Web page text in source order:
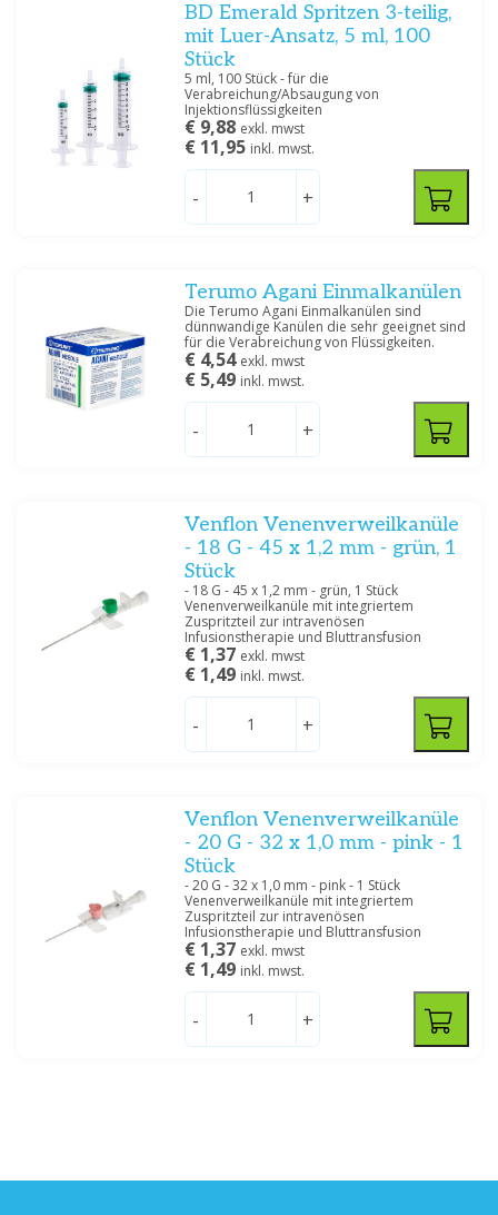
(1)
22 G
(1)
23 G
(2)
24 G
Spezifikation
0,40 MM(1)
0,45 MM
BD Emerald Spritzen 3-teilig,
mit Luer-Ansatz, 5 ml, 100
Stück
5 ml, 100 Stück - für die
Verabreichung/Absaugung von
Injektionsflüssigkeiten
€ 9,88 exkl. mwst
€ 11,95 inkl. mwst.
- +
Terumo Agani Einmalkanülen
Die Terumo Agani Einmalkanülen sind
dünnwandige Kanülen die sehr geeignet sind
für die Verabreichung von Flüssigkeiten.
€ 4,54 exkl. mwst
€ 5,49 inkl. mwst.
- +
Venflon Venenverweilkanüle
- 18 G - 45 x 1,2 mm - grün, 1
Stück
- 18 G - 45 x 1,2 mm - grün, 1 Stück
Venenverweilkanüle mit integriertem
Zuspritzteil zur intravenösen
Infusionstherapie und Bluttransfusion
€ 1,37 exkl. mwst
€ 1,49 inkl. mwst.
- +
Venflon Venenverweilkanüle
- 20 G - 32 x 1,0 mm - pink - 1
Stück
- 20 G - 32 x 1,0 mm - pink - 1 Stück
Venenverweilkanüle mit integriertem
Zuspritzteil zur intravenösen
Infusionstherapie und Bluttransfusion
€ 1,37 exkl. mwst
€ 1,49 inkl. mwst.
- +